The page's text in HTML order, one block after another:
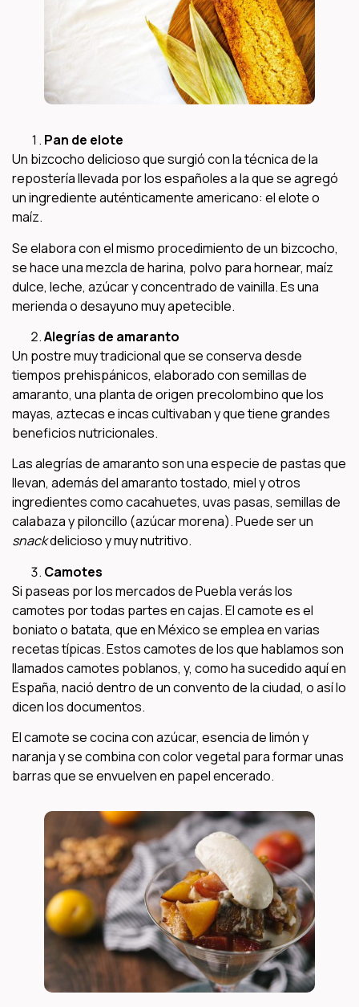
Pan de elote
Un bizcocho delicioso que surgió con la técnica de la
repostería llevada por los españoles a la que se agregó
un ingrediente auténticamente americano: el elote o
maíz.
Se elabora con el mismo procedimiento de un bizcocho,
se hace una mezcla de harina, polvo para hornear, maíz
dulce, leche, azúcar y concentrado de vainilla. Es una
merienda o desayuno muy apetecible.
Alegrías de amaranto
Un postre muy tradicional que se conserva desde
tiempos prehispánicos, elaborado con semillas de
amaranto, una planta de origen precolombino que los
mayas, aztecas e incas cultivaban y que tiene grandes
beneficios nutricionales.
Las alegrías de amaranto son una especie de pastas que
llevan, además del amaranto tostado, miel y otros
ingredientes como cacahuetes, uvas pasas, semillas de
calabaza y piloncillo (azúcar morena). Puede ser un
snackdelicioso y muy nutritivo.
Camotes
Si paseas por los mercados de Puebla verás los
camotes por todas partes en cajas. El camote es el
boniato o batata, que en México se emplea en varias
recetas típicas. Estos camotes de los que hablamos son
llamados camotes poblanos, y, como ha sucedido aquí en
España, nació dentro de un convento de la ciudad, o así lo
dicen los documentos.
El camote se cocina con azúcar, esencia de limón y
naranja y se combina con color vegetal para formar unas
barras que se envuelven en papel encerado.